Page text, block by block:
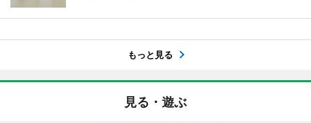
もっと見る
見る・遊ぶ